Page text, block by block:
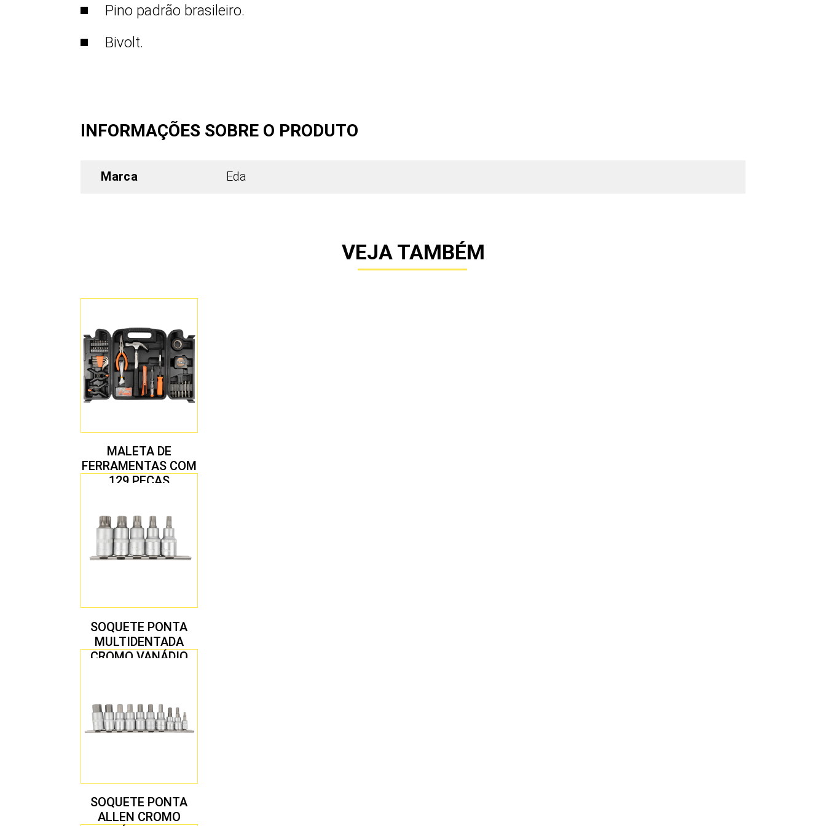
Pino padrão brasileiro.
Bivolt.
INFORMAÇÕES SOBRE O PRODUTO
Marca Eda
VEJA TAMBÉM
MALETA DE
FERRAMENTAS COM
129 PEÇAS
SOQUETE PONTA
MULTIDENTADA
CROMO VANÁDIO
SOQUETE PONTA
ALLEN CROMO